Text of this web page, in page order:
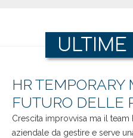
HR TEMPORARY
FUTURO DELLE
Crescita improvvisa ma il team
aziendale da gestire e serve